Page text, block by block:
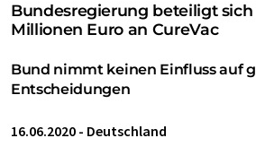
Bundesregierung beteiligt
Millionen Euro an CureVac
Bund nimmt keinen Einfluss auf
Entscheidungen
16.06.2020 - Deutschland